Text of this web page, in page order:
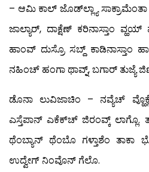
– ಆಮಿ ಕಾಲ್ ಜೊಡ್‍ಲ್ಲ್ಯಾ
ಜಾಲ್ಯಾರ್, ದಾಕ್ಷೆಣ್ ಕರಿನಾಸ್ತಾಂ
ಹಾಂವ್ ದುಸ್ರೊ ಸಬ್ದ್ ಕಾಡಿನಾಸ್ತಾಂ
ನಹಿಂಚ್ ಹಂಗಾ ಥಾವ್ನ್, ಬಗಾರ್
ಡೊನಾ ಲುವಿಜಾಚಿಂ – ನವ್ಯೆಚ್
ಎಸ್ತೆಪಾನ್ ಎಕೆಕ್‍ಚ್ ಜಿರಂವ್ಕ್ ಲಾಗ್ಲೊ.
ಥೆಂಬ್ಯಾನ್ ಥೆಂಬೊ ಗಳ್ತಾಶೆಂ
ಉದ್ವೇಗ್ ನಿಂವೊನ್ ಗೆಲೊ.